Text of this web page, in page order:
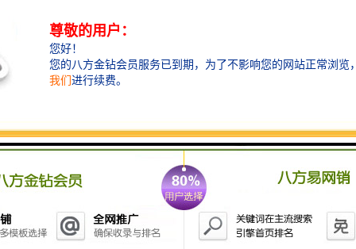
人工照明需求，节约能源。
同时保持良好的视觉通透性，便于管理人员观察各区域
工作情况。
模块化设计的围挡系统以其标准化、快速拆装的特点，
这类系统组件可重复利用，减少材料浪费，符合可持续
专业选型建议